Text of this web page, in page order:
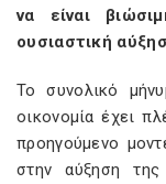
να είναι
ουσιαστική
Το συνολικό
οικονομία έχει
προηγούμενο
στην αύξηση